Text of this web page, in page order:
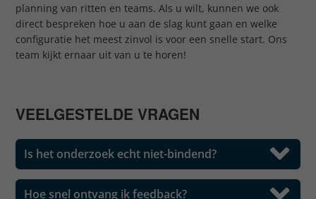
planning van ritten en teams. Als u wilt, kunnen we ook
direct bespreken hoe u aan de slag kunt gaan en welke
configuratie het meest zinvol is voor een snelle start. Ons
team kijkt ernaar uit van u te horen!
VEELGESTELDE VRAGEN
Is het onderzoek echt niet-bindend?
Hoe snel ontvang ik feedback?